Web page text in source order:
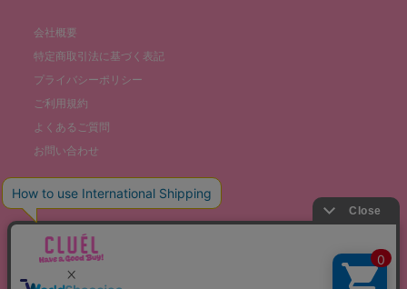
会社概要
特定商取引法に基づく表記
プライバシーポリシー
ご利用規約
よくあるご質問
お問い合わせ
©THE STOCKS CO., LTD